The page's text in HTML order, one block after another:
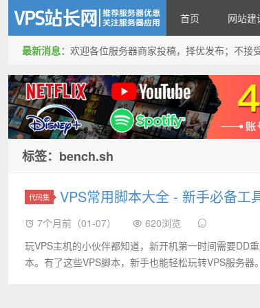
VPS站长网
首页 网站建
最新消息： 欢迎各位服务器商家投稿，择优发布；不
标签：bench.sh
代码集 VPS常用脚本大全 - 新手必备工
7个月前（01-07）
620浏览
玩VPS主机的小伙伴都知道，新开机第一时间需要DD
本。有了这些VPS脚本，新手也能轻松玩转VPS服务